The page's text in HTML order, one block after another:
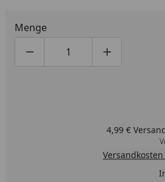
Menge
Produktmenge um eins
Produktmenge
4,99 €